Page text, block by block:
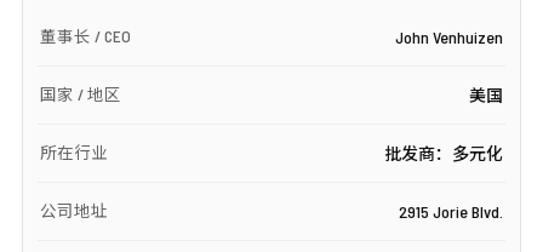
董事长 / CEO John Venhuizen
国家 / 地区 美国
所在行业 批发商：多元化
公司地址 2915 Jorie Blvd.